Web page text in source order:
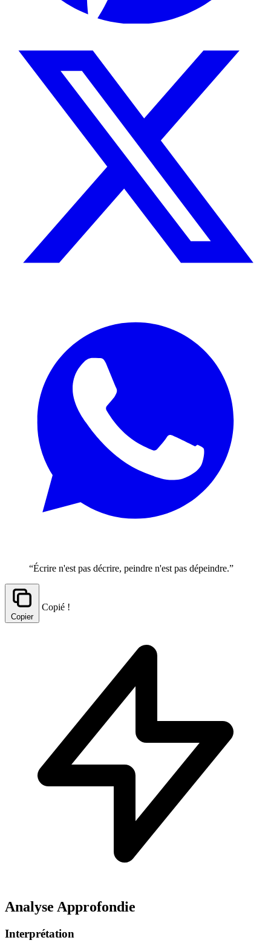
“Écrire n'est pas décrire, peindre n'est pas dépeindre.”
Copier
Copié !
Analyse Approfondie
Interprétation